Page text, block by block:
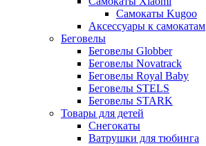
Самокаты Kugoo
Аксессуары к самокатам
Беговелы
Беговелы Globber
Беговелы Novatrack
Беговелы Royal Baby
Беговелы STELS
Беговелы STARK
Товары для детей
Снегокаты
Ватрушки для тюбинга